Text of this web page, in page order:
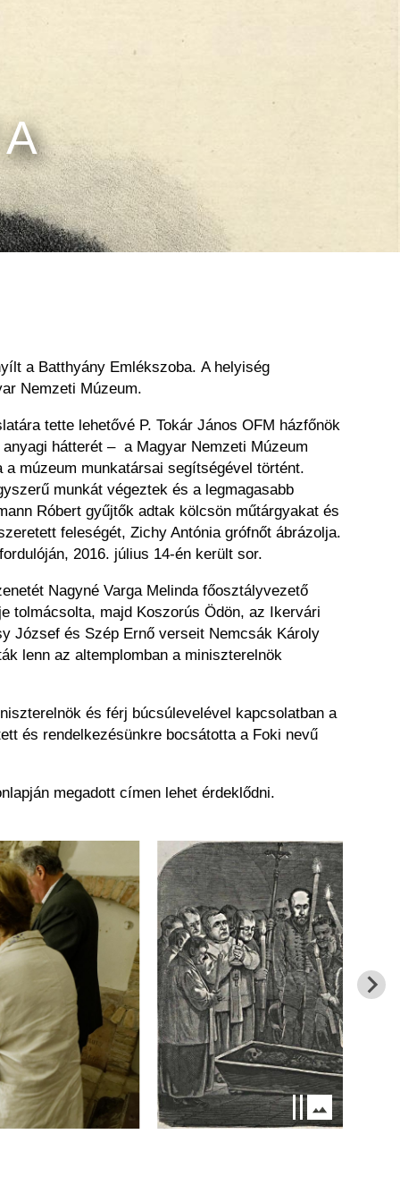
a Batthyány Emlékszoba. A helyiség
Nemzeti Múzeum.
tette lehetővé P. Tokár János OFM házfőnök
hátterét – a Magyar Nemzeti Múzeum
múzeum munkatársai segítségével történt.
munkát végeztek és a legmagasabb
Róbert gyűjtők adtak kölcsön műtárgyakat és
feleségét, Zichy Antónia grófnőt ábrázolja.
2016. július 14-én került sor.
Nagyné Varga Melinda főosztályvezető
tolmácsolta, majd Koszorús Ödön, az Ikervári
József és Szép Ernő verseit Nemcsák Károly
lenn az altemplomban a miniszterelnök
és férj búcsúlevelével kapcsolatban a
és rendelkezésünkre bocsátotta a Foki nevű
megadott címen lehet érdeklődni.